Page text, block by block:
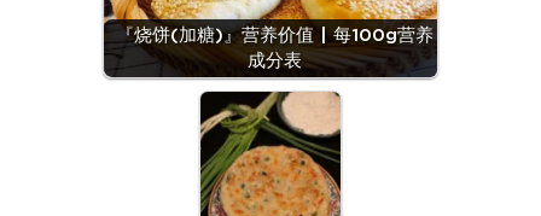
『烧饼(加糖)』营养价值 | 每100g营养
成分表